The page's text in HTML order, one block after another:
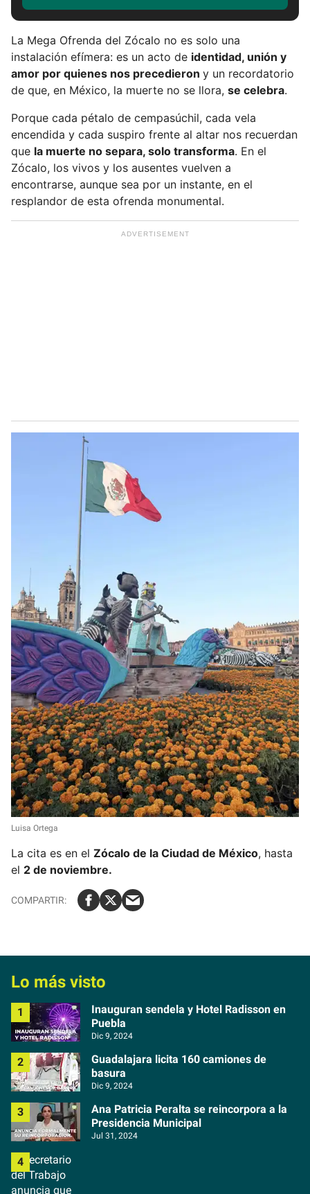
a
i
l
La Mega Ofrenda del Zócalo no es solo una
instalación efímera: es un acto de identidad, unión y
amor por quienes nos precedieron y un recordatorio
de que, en México, la muerte no se llora, se celebra.
Porque cada pétalo de cempasúchil, cada vela
encendida y cada suspiro frente al altar nos recuerdan
que la muerte no separa, solo transforma. En el
Zócalo, los vivos y los ausentes vuelven a
encontrarse, aunque sea por un instante, en el
resplandor de esta ofrenda monumental.
Luisa Ortega
La cita es en el Zócalo de la Ciudad de México, hasta
el 2 de noviembre.
Lo más visto
Inauguran sendela y Hotel Radisson en
Puebla
Dic 9, 2024
Guadalajara licita 160 camiones de
basura
Dic 9, 2024
Ana Patricia Peralta se reincorpora a la
Presidencia Municipal
Jul 31, 2024